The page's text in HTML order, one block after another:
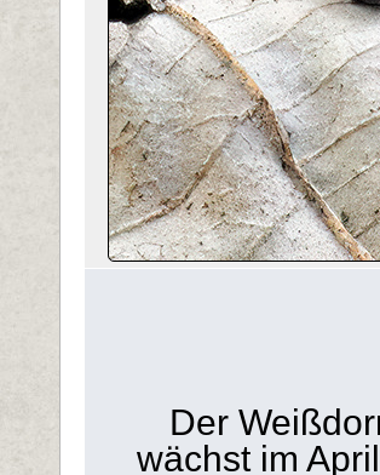
Der
wächst im